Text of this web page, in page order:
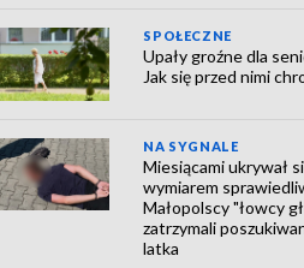
SPOŁECZNE
Upały groźne dla
Jak się przed nimi
NA SYGNALE
Miesiącami ukrywał
wymiarem
Małopolscy "łowcy
zatrzymali
latka